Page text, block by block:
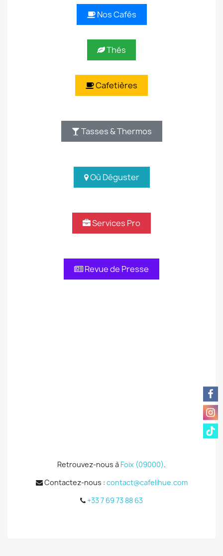
Nos Cafés
Thés
Cafetières
Tasses & Thermos
Où Déguster
Services Pro
Revue de Presse
Retrouvez-nous à Foix (09000).
Contactez-nous : contact@cafelihue.com
+33 7 69 73 88 63